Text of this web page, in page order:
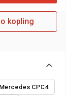
kopling
Mercedes CPC4